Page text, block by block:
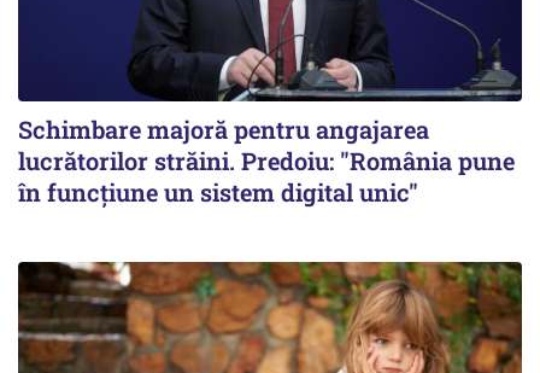
Schimbare majoră pentru angajarea
lucrătorilor străini. Predoiu: "România pune
în funcțiune un sistem digital unic"